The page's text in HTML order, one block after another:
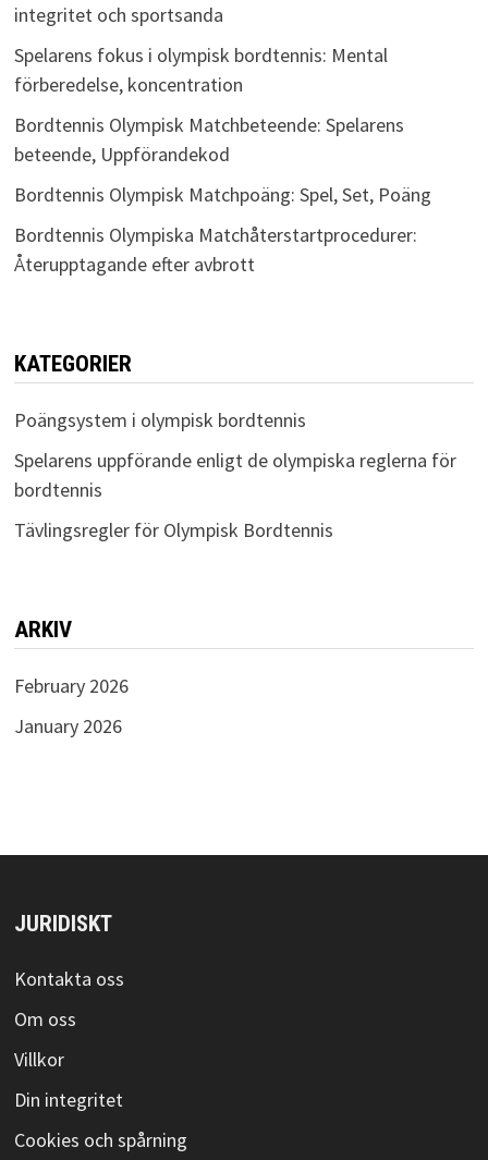
integritet och sportsanda
Spelarens fokus i olympisk bordtennis: Mental
förberedelse, koncentration
Bordtennis Olympisk Matchbeteende: Spelarens
beteende, Uppförandekod
Bordtennis Olympisk Matchpoäng: Spel, Set, Poäng
Bordtennis Olympiska Matchåterstartprocedurer:
Återupptagande efter avbrott
KATEGORIER
Poängsystem i olympisk bordtennis
Spelarens uppförande enligt de olympiska reglerna för
bordtennis
Tävlingsregler för Olympisk Bordtennis
ARKIV
February 2026
January 2026
JURIDISKT
Kontakta oss
Om oss
Villkor
Din integritet
Cookies och spårning